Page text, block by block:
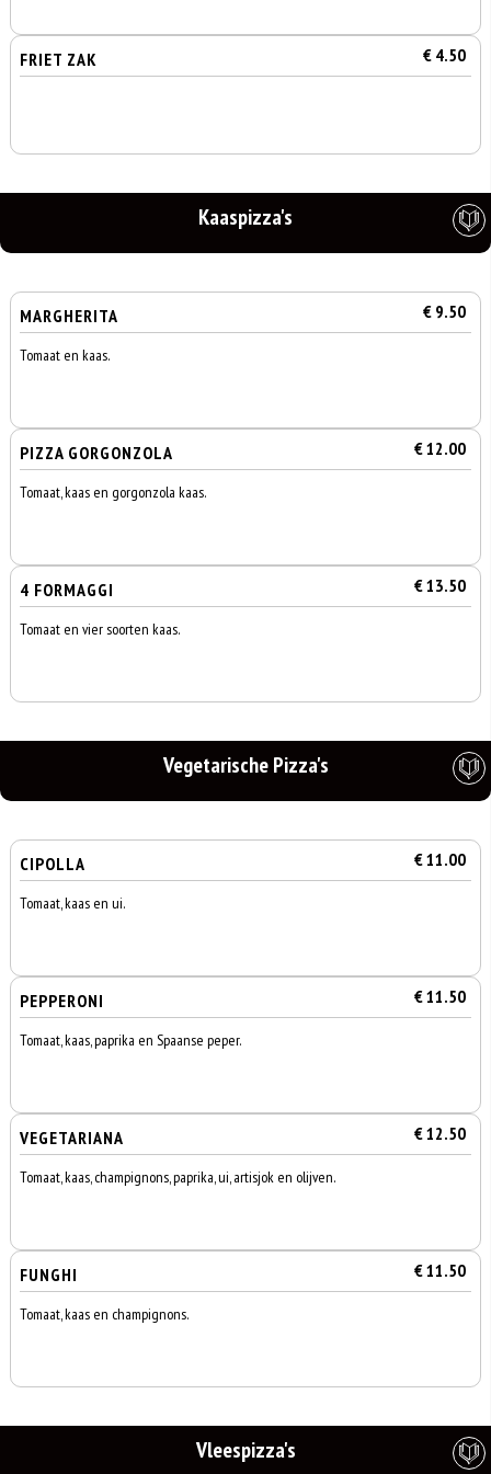
FRIET ZAK € 4.50
Kaaspizza's
MARGHERITA € 9.50
Tomaat en kaas.
PIZZA GORGONZOLA € 12.00
Tomaat, kaas en gorgonzola kaas.
4 FORMAGGI € 13.50
Tomaat en vier soorten kaas.
Vegetarische Pizza's
CIPOLLA € 11.00
Tomaat, kaas en ui.
PEPPERONI € 11.50
Tomaat, kaas, paprika en Spaanse peper.
VEGETARIANA € 12.50
Tomaat, kaas, champignons, paprika, ui, artisjok en olijven.
FUNGHI € 11.50
Tomaat, kaas en champignons.
Vleespizza's